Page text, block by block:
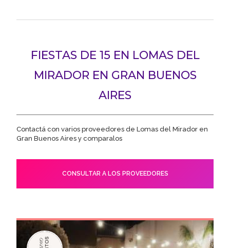
FIESTAS DE 15 EN LOMAS DEL
MIRADOR EN GRAN BUENOS
AIRES
Contactá con varios proveedores de Lomas del Mirador en
Gran Buenos Aires y comparalos
CONSULTAR A LOS PROVEEDORES